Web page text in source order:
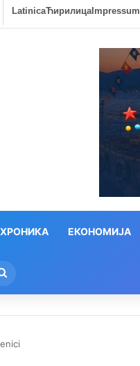
LatinicaЋирилицаImpressum
ЕКОНОМИЈА
за